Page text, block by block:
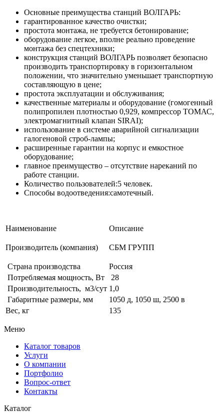
Основные преимущества станций ВОЛГАРЬ:
гарантированное качество очистки;
простота монтажа, не требуется бетонирование;
оборудование легкое, вполне реально проведение
монтажа без спецтехники;
конструкция станций ВОЛГАРЬ позволяет безопасно
производить транспортировку в горизонтальном
положении, что значительно уменьшает транспортную
составляющую в цене;
простота эксплуатации и обслуживания;
качественные материалы и оборудование (гомогенный
полипропилен плотностью 0,929, компрессор ТОМАС,
электромагнитный клапан SIRAI);
использование в системе аварийной сигнализации
галогеновой строб-лампы;
расширенные гарантии на корпус и емкостное
оборудование;
главное преимущество – отсутствие нареканий по
работе станции.
Количество пользователей:5 человек.
Способы водоотведения:самотечный.
Наименование Описание
Производитель (компания) СБМ ГРУПП
Страна производства
Россия
Потребляемая мощность, Вт
28
Производительность, м3/сут 1,0
Габаритные размеры, мм
1050 д, 1050 ш, 2500 в
Вес, кг
135
Меню
Каталог товаров
Услуги
О компании
Портфолио
Вопрос-ответ
Контакты
Каталог